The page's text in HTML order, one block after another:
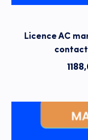
Licence AC